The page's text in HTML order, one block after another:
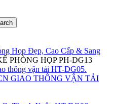
Họp Đẹp, Cao Cấp & Sang
PHÒNG HỌP PH-DG13
GIAO THÔNG VẬN TẢI